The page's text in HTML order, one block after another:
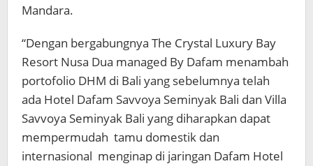
Mandara.
“Dengan bergabungnya The Crystal Luxury Bay
Resort Nusa Dua managed By Dafam menambah
portofolio DHM di Bali yang sebelumnya telah
ada Hotel Dafam Savvoya Seminyak Bali dan Villa
Savvoya Seminyak Bali yang diharapkan dapat
mempermudah tamu domestik dan
internasional menginap di jaringan Dafam Hotel